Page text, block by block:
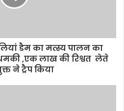
डैम का मत्स्य पालन का
,एक लाख की रिश्वत लेते
ने ट्रैप किया